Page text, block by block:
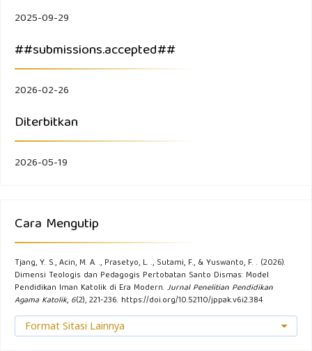
2025-09-29
##submissions.accepted##
2026-02-26
Diterbitkan
2026-05-19
Cara Mengutip
Tjang, Y. S., Acin, M. A. ., Prasetyo, L. ., Sutami, F., & Yuswanto, F. . (2026).
Dimensi Teologis dan Pedagogis Pertobatan Santo Dismas: Model
Pendidikan Iman Katolik di Era Modern. Jurnal Penelitian Pendidikan
Agama Katolik, 6(2), 221-236. https://doi.org/10.52110/jppak.v6i2.384
Format Sitasi Lainnya